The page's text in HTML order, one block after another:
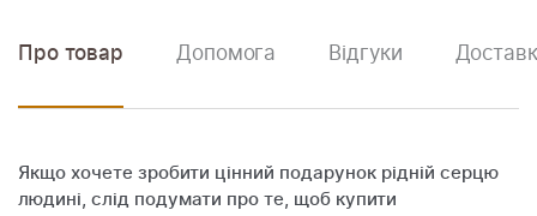
Про товар Допомога Відгуки
Якщо хочете зробити цінний подарунок рідній серцю
людині, слід подумати про те, щоб купити